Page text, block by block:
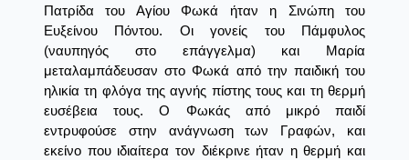
Πατρίδα του Αγίου Φωκά ήταν η Σινώπη του
Ευξείνου Πόντου. Οι γονείς του Πάμφυλος
(ναυπηγός στο επάγγελμα) και Μαρία
μεταλαμπάδευσαν στο Φωκά από την παιδική του
ηλικία τη φλόγα της αγνής πίστης τους και τη θερμή
ευσέβεια τους. Ο Φωκάς από μικρό παιδί
εντρυφούσε στην ανάγνωση των Γραφών, και
εκείνο που ιδιαίτερα τον διέκρινε ήταν η θερμή και